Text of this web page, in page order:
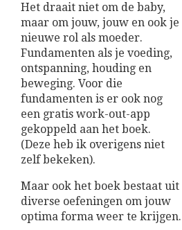
Het draait niet om de baby,
maar om jouw, jouw en ook je
nieuwe rol als moeder.
Fundamenten als je voeding,
ontspanning, houding en
beweging. Voor die
fundamenten is er ook nog
een gratis work-out-app
gekoppeld aan het boek.
(Deze heb ik overigens niet
zelf bekeken).
Maar ook het boek bestaat uit
diverse oefeningen om jouw
optima forma weer te krijgen.